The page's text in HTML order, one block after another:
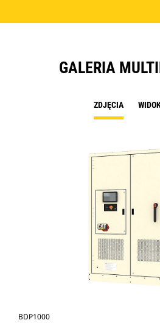
GALERIA
ZDJĘCIA
BDP1000